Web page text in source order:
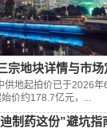
宗地块详情与市
供地起拍价已于2026年
价约178.7亿元‌，...
制药这份”避坑指